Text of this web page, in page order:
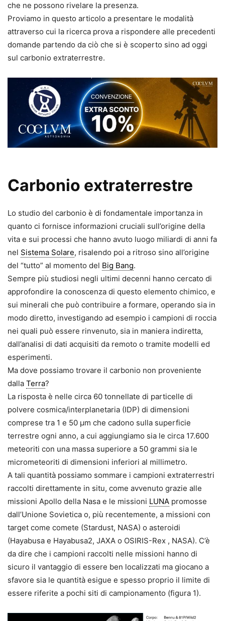
che ne possono rivelare la presenza.
Proviamo in questo articolo a presentare le modalità
attraverso cui la ricerca prova a rispondere alle precedenti
domande partendo da ciò che si è scoperto sino ad oggi
sul carbonio extraterrestre.
Carbonio extraterrestre
Lo studio del carbonio è di fondamentale importanza in
quanto ci fornisce informazioni cruciali sull’origine della
vita e sui processi che hanno avuto luogo miliardi di anni fa
nel Sistema Solare, risalendo poi a ritroso sino all’origine
del “tutto” al momento del Big Bang.
Sempre più studiosi negli ultimi decenni hanno cercato di
approfondire la conoscenza di questo elemento chimico, e
sui minerali che può contribuire a formare, operando sia in
modo diretto, investigando ad esempio i campioni di roccia
nei quali può essere rinvenuto, sia in maniera indiretta,
dall’analisi di dati acquisiti da remoto o tramite modelli ed
esperimenti.
Ma dove possiamo trovare il carbonio non proveniente
dalla Terra?
La risposta è nelle circa 60 tonnellate di particelle di
polvere cosmica/interplanetaria (IDP) di dimensioni
comprese tra 1 e 50 µm che cadono sulla superficie
terrestre ogni anno, a cui aggiungiamo sia le circa 17.600
meteoriti con una massa superiore a 50 grammi sia le
micrometeoriti di dimensioni inferiori al millimetro.
A tali quantità possiamo sommare i campioni extraterrestri
raccolti direttamente in situ, come avvenuto grazie alle
missioni Apollo della Nasa e le missioni LUNA promosse
dall’Unione Sovietica o, più recentemente, a missioni con
target come comete (Stardust, NASA) o asteroidi
(Hayabusa e Hayabusa2, JAXA o OSIRIS-Rex , NASA). C’è
da dire che i campioni raccolti nelle missioni hanno di
sicuro il vantaggio di essere ben localizzati ma giocano a
sfavore sia le quantità esigue e spesso proprio il limite di
essere riferite a pochi siti di campionamento (figura 1).